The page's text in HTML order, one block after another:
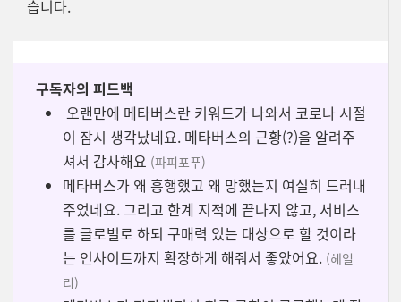
습니다.
구독자의 피드백
오랜만에 메타버스란 키워드가 나와서 코로나 시절
이 잠시 생각났네요. 메타버스의 근황(?)을 알려주
셔서 감사해요 (파피포푸)
메타버스가 왜 흥행했고 왜 망했는지 여실히 드러내
주었네요. 그리고 한계 지적에 끝나지 않고, 서비스
를 글로벌로 하되 구매력 있는 대상으로 할 것이라
는 인사이트까지 확장하게 해줘서 좋았어요. (헤일
리)